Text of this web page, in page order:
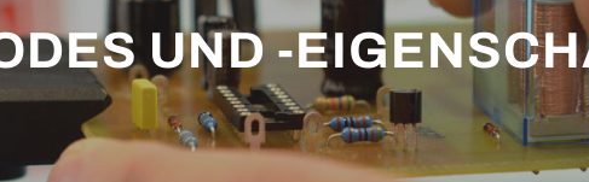
UND -